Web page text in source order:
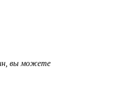
вы можете